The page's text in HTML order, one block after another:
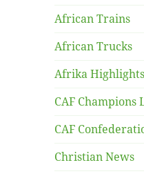
African Trains
African Trucks
Afrika
CAF Champions
CAF
Christian News